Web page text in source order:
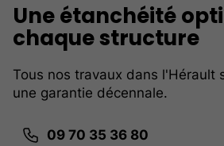
Une étanchéité
chaque structure
Tous nos travaux dans l'Hérault
une garantie décennale.
09 70 35 36 80